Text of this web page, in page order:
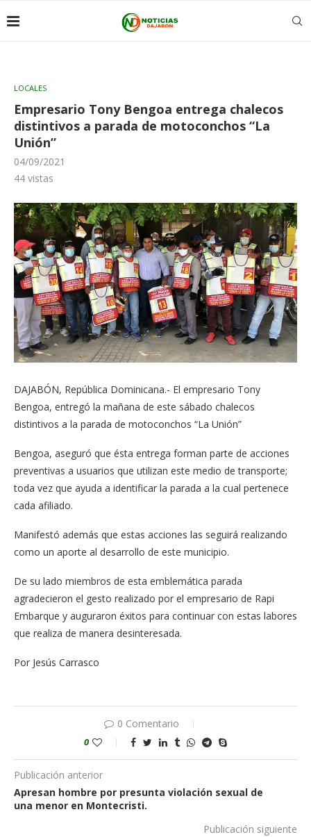
LOCALES
Empresario Tony Bengoa entrega chalecos
distintivos a parada de motoconchos “La
Unión”
04/09/2021
44 vistas
DAJABÓN, República Dominicana.- El empresario Tony
Bengoa, entregó la mañana de este sábado chalecos
distintivos a la parada de motoconchos “La Unión”
Bengoa, aseguró que ésta entrega forman parte de acciones
preventivas a usuarios que utilizan este medio de transporte;
toda vez que ayuda a identificar la parada a la cual pertenece
cada afiliado.
Manifestó además que estas acciones las seguirá realizando
como un aporte al desarrollo de este municipio.
De su lado miembros de esta emblemática parada
agradecieron el gesto realizado por el empresario de Rapi
Embarque y auguraron éxitos para continuar con estas labores
que realiza de manera desinteresada.
Por Jesús Carrasco
0 Comentario
0
Publicación anterior
Apresan hombre por presunta violación sexual de
una menor en Montecristi.
Publicación siguiente